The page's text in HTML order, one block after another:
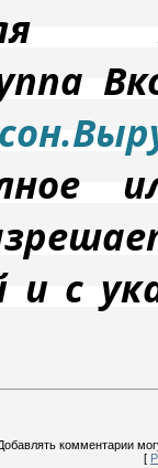
для
или
и с
комментарии
[